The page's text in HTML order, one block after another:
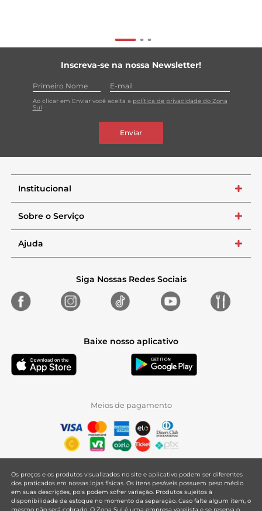
Inscreva-se na nossa Newsletter!
Ao clicar em Enviar você aceita a política de privacidade do Zona
Sul
Enviar
Institucional +
Sobre o Serviço +
Ajuda +
Siga Nossas Redes Sociais
Baixe nosso aplicativo
Meios de pagamento
Os preços e os produtos visualizados no site e aplicativo podem ser diferentes
dos praticados em nossas lojas físicas. Os itens pesáveis possuem peso médio
em suas descrições, pois podem sofrer variação. Produtos sujeitos à
disponibilidade de estoque no momento da separação. Caso falte algum item, o